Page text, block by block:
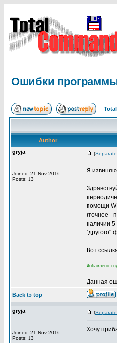
Ошибки программы
Author
gryja
Joined: 21 Nov 2016
Posts: 13
(
Я
помощи
(точнее -
наличии
"другого"
Вот
Добавлено
Данная
Back to top
gryja
Joined: 21 Nov 2016
Posts: 13
(
Хочу